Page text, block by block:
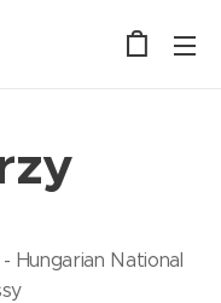
Hungarian National